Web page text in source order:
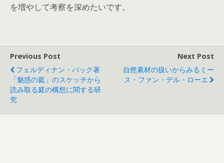
を増やして考察を深めたいです。
Previous Post
フェルディナン・バック著
「魅惑の庭」のスケッチから
読み取る庭の構想に関する研
究
Next Post
自然素材の扱いからみるミー
ス・ファン・デル・ローエ